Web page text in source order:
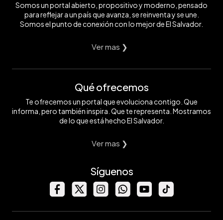
Somos un portal abierto, propositivo y moderno, pensado
para reflejar a un país que avanza, se reinventa y se une.
Somos el punto de conexión con lo mejor de El Salvador.
Ver mas ❯
Qué ofrecemos
Te ofrecemos un portal que evoluciona contigo. Que
informa, pero también inspira. Que te representa. Mostramos
de lo que está hecho El Salvador.
Ver mas ❯
Síguenos